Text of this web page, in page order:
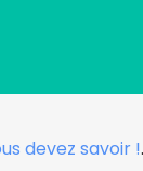
devez savoir !.